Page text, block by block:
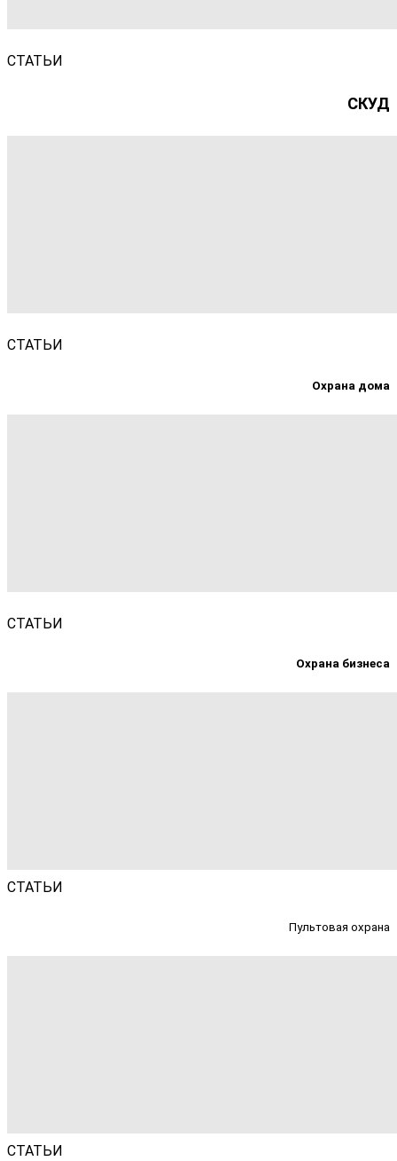
СТАТЬИ
СКУД
СТАТЬИ
Охрана дома
СТАТЬИ
Охрана бизнеса
СТАТЬИ
Пультовая охрана
СТАТЬИ